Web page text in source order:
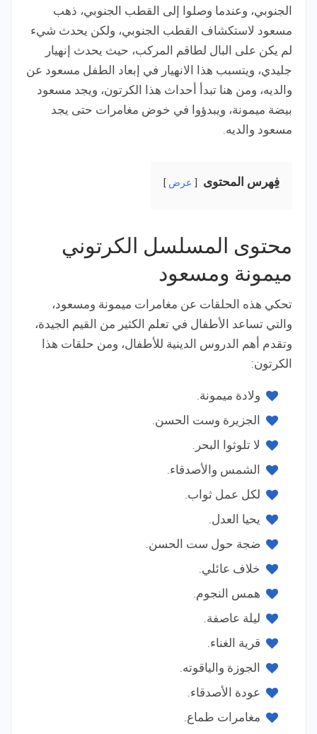
الجنوبي، وعندما وصلوا إلى القطب الجنوبي، ذهب
مسعود لاستكشاف القطب الجنوبي، ولكن يحدث شيء
لم يكن على البال لطاقم المركب، حيث يحدث إنهيار
جليدي، ويتسبب هذا الانهيار في إبعاد الطفل مسعود عن
والديه، ومن هنا تبدأ أحداث هذا الكرتون، ويجد مسعود
بيضة ميمونة، ويبدؤوا في خوض مغامرات حتى يجد
مسعود والديه.
فِهرس المحتوى عرض
محتوى المسلسل الكرتوني
ميمونة ومسعود
تحكي هذه الحلقات عن مغامرات ميمونة ومسعود،
والتي تساعد الأطفال في تعلم الكثير من القيم الجيدة،
وتقدم أهم الدروس الدينية للأطفال، ومن حلقات هذا
الكرتون:
ولادة ميمونة.
الجزيرة وست الحسن.
لا تلوثوا البحر.
الشمس والأصدقاء.
لكل عمل ثواب.
يحيا العدل.
ضجة حول ست الحسن.
خلاف عائلي.
همس النجوم.
ليلة عاصفة.
قرية الغناء.
الجوزة والياقوته.
عودة الأصدقاء.
مغامرات طماع.